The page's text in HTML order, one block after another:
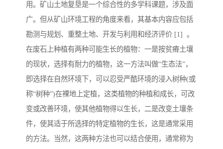
用。矿山土地复垦是一个综合性的多学科课题，涉及面
广。但从矿山环境工程的角度来看，其基本内容应包括
勘测与规划、重整土地、开发与利用和经济评价 [1] 。
在废石上种植有两种可能生长的植物：一是按贫瘠土壤
的现状，选择有耐力的植物，这一方法叫做“生态法”，
即选择在自然环境下，可以忍受严酷环境的浸入树种(或
称“树种”)在裸地上定植，这类植物的种植和成长，可改
变或改善环境，使其他植物得以生长，二是改变土壤条
件，使其适于所选择的特定植物的生长，这是通常采用
的方法。当然，这两种方法也可以结合使用，通常称为